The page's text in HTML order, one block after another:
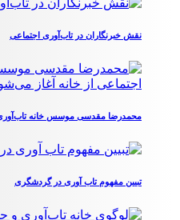
نقش خبرنگاران در تاب‌آوری اجتماعی
محمدرضا مقدسی موسس خانه
تبیین مفهوم تاب آوری در گردشگری